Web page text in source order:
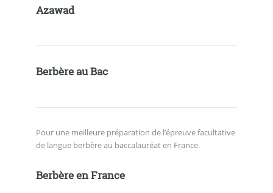
Azawad
Berbère au Bac
Pour une meilleure préparation de l’épreuve facultative
de langue berbère au baccalauréat en France.
Berbère en France